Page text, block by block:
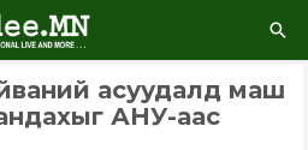
асуудалд маш
АНУ-аас